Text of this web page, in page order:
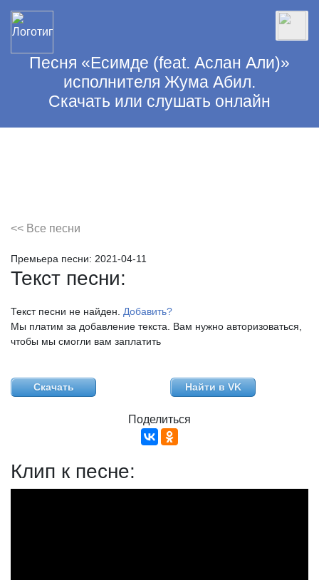
Песня «Есимде (feat. Аслан Али)»
исполнителя Жума Абил.
Скачать или слушать онлайн
<< Все песни
Премьера песни: 2021-04-11
Текст песни:
Текст песни не найден. Добавить?
Мы платим за добавление текста. Вам нужно авторизоваться,
чтобы мы смогли вам заплатить
Скачать Найти в VK
Поделиться
Клип к песне: